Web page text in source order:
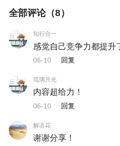
（一）申报途径
申报人应通过其人事劳动
银行、保险公司等法律法
担民事责任能力的分支机
不具有独立法人资格的分
民营企业和非公有制经济
申报。
全部评论（8）
知行合一
感觉自己竞争力都提升
06-10 回复
琉璃月光
内容超给力！
06-10 回复
解语花
谢谢分享！